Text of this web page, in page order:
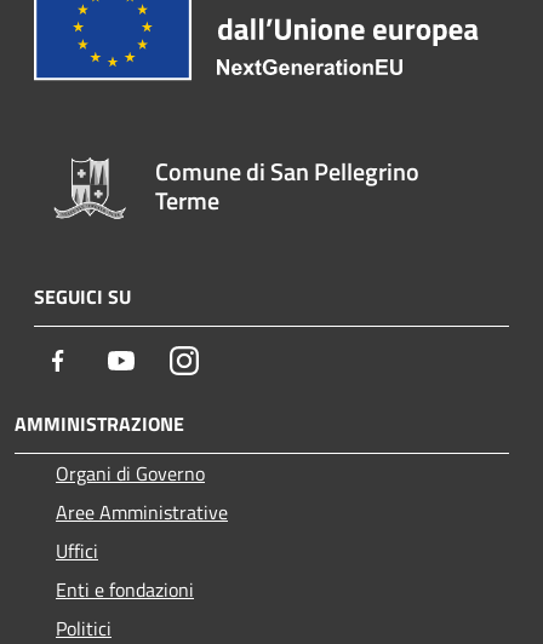
Comune di San Pellegrino
Terme
SEGUICI SU
Facebook YoutubeInstagram
AMMINISTRAZIONE
Organi di Governo
Aree Amministrative
Uffici
Enti e fondazioni
Politici